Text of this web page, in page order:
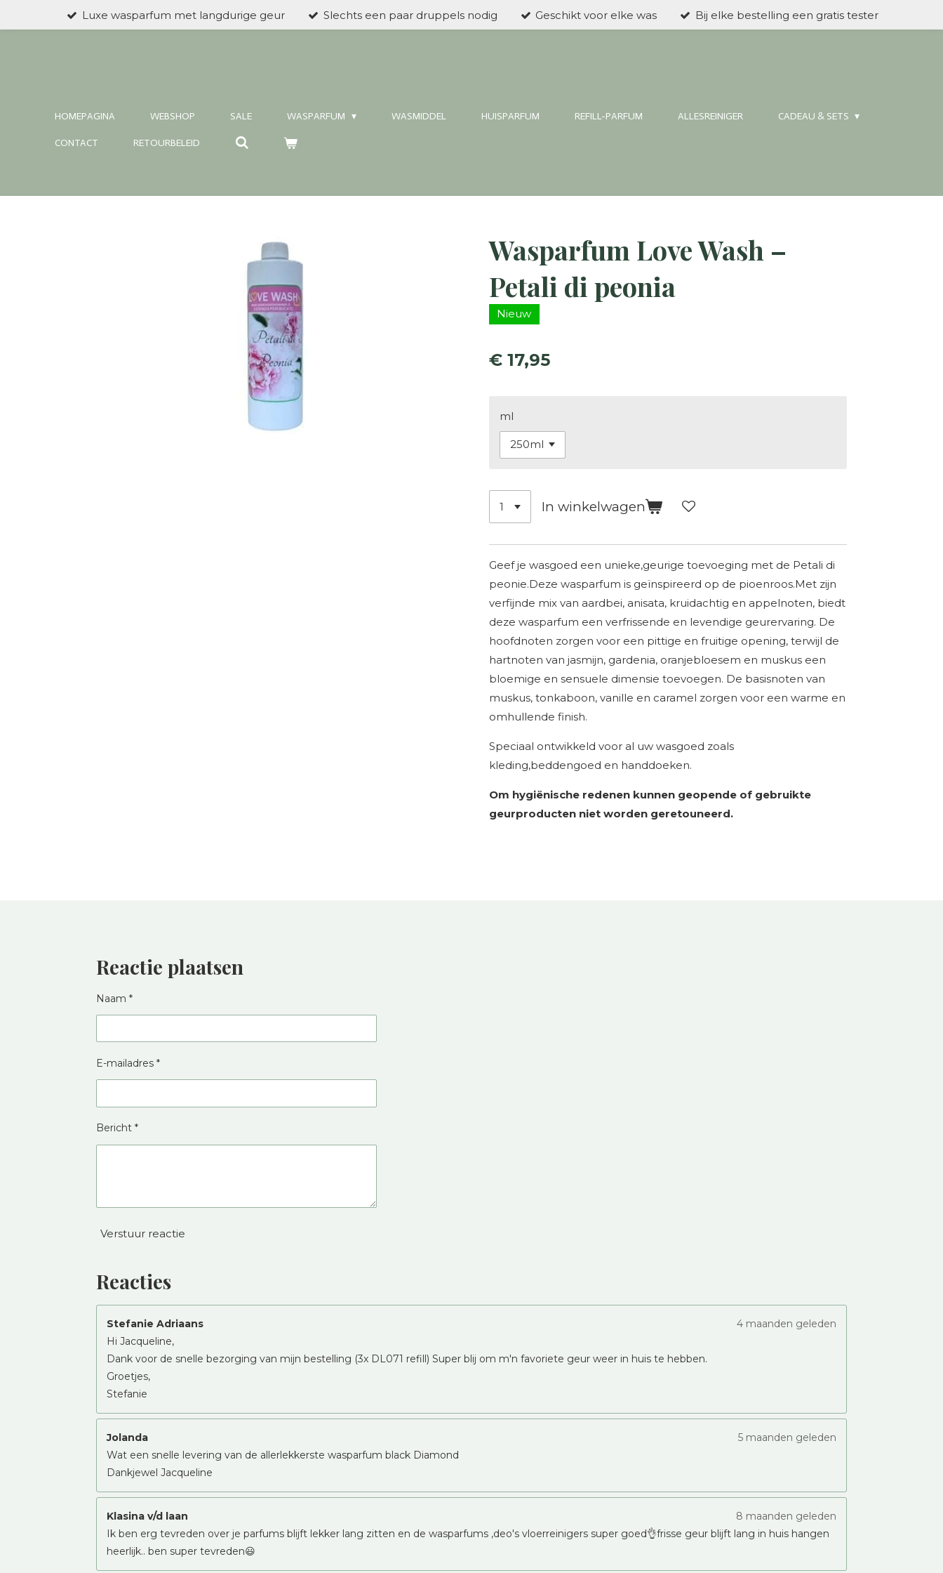
Luxe wasparfum met langdurige geur Slechts een paar druppels nodig Geschikt voor elke was Bij elke bestelling een gratis tester
HOMEPAGINA WEBSHOP SALE WASPARFUM WASMIDDEL HUISPARFUM REFILL-PARFUM ALLESREINIGER CADEAU & SETS
CONTACT RETOURBELEID
Wasparfum Love Wash –
Petali di peonia
Nieuw
€ 17,95
ml
In winkelwagen
Geef je wasgoed een unieke,geurige toevoeging met de Petali di
peonie.Deze wasparfum is geïnspireerd op de pioenroos.Met zijn
verfijnde mix van aardbei, anisata, kruidachtig en appelnoten, biedt
deze wasparfum een verfrissende en levendige geurervaring. De
hoofdnoten zorgen voor een pittige en fruitige opening, terwijl de
hartnoten van jasmijn, gardenia, oranjebloesem en muskus een
bloemige en sensuele dimensie toevoegen. De basisnoten van
muskus, tonkaboon, vanille en caramel zorgen voor een warme en
omhullende finish.
Speciaal ontwikkeld voor al uw wasgoed zoals
kleding,beddengoed en handdoeken.
Om hygiënische redenen kunnen geopende of gebruikte
geurproducten niet worden geretouneerd.
Reactie plaatsen
Naam *
E-mailadres *
Bericht *
Verstuur reactie
Reacties
Stefanie Adriaans
4 maanden geleden
Hi Jacqueline,
Dank voor de snelle bezorging van mijn bestelling (3x DL071 refill) Super blij om m'n favoriete geur weer in huis te hebben.
Groetjes,
Stefanie
Jolanda
5 maanden geleden
Wat een snelle levering van de allerlekkerste wasparfum black Diamond
Dankjewel Jacqueline
Klasina v/d laan
8 maanden geleden
Ik ben erg tevreden over je parfums blijft lekker lang zitten en de wasparfums ,deo's vloerreinigers super goed👌frisse geur blijft lang in huis hangen
heerlijk.. ben super tevreden😃